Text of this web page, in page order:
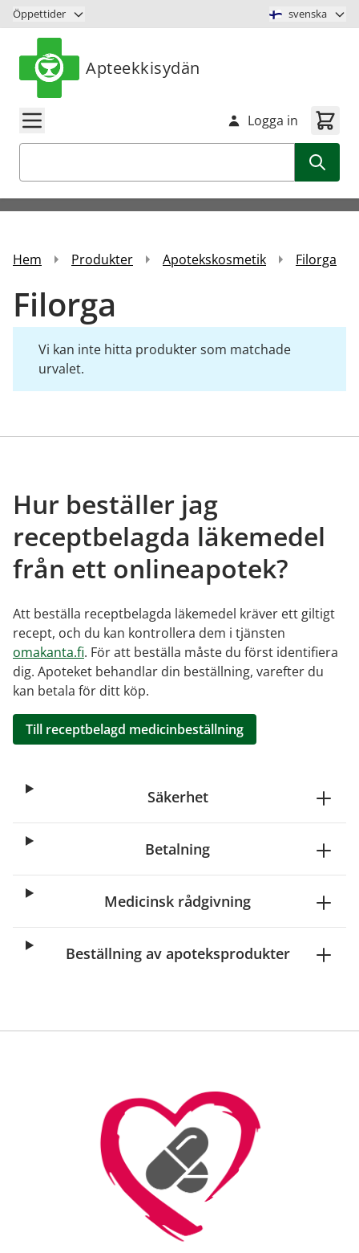
Hoppa till innehåll
Öppettider svenska
Apteekkisydän
Logga in
Hem Produkter Apotekskosmetik Filorga
Filorga
Vi kan inte hitta produkter som matchade
urvalet.
Hur beställer jag
receptbelagda läkemedel
från ett onlineapotek?
Att beställa receptbelagda läkemedel kräver ett giltigt
recept, och du kan kontrollera dem i tjänsten
omakanta.fi. För att beställa måste du först identifiera
dig. Apoteket behandlar din beställning, varefter du
kan betala för ditt köp.
Till receptbelagd medicinbeställning
Säkerhet
Betalning
Medicinsk rådgivning
Beställning av apoteksprodukter